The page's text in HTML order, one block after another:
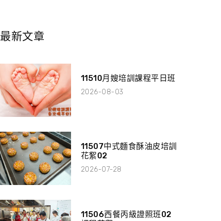
最新文章
11510月嫂培訓課程平日班
2026-08-03
11507中式麵食酥油皮培訓
花絮02
2026-07-28
11506西餐丙級證照班02